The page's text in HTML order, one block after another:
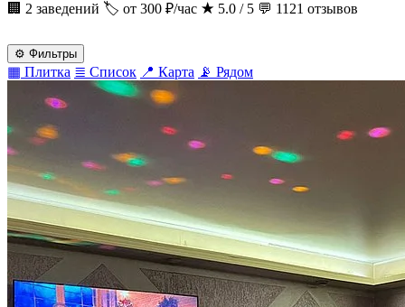
🏢 2 заведений 🏷 от 300 ₽/час ★ 5.0 / 5 💬 1121 отзывов
⚙ Фильтры
▦ Плитка ≣ Список 📍 Карта 📡 Рядом